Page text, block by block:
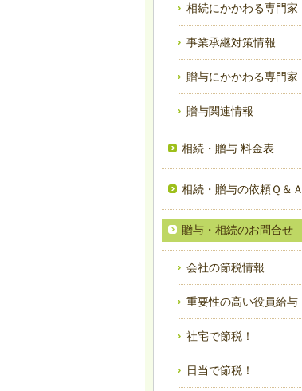
相続にかかわる専門家
事業承継対策情報
贈与にかかわる専門家
贈与関連情報
相続・贈与 料金表
相続・贈与の依頼Ｑ＆Ａ
贈与・相続のお問合せ
会社の節税情報
重要性の高い役員給与
社宅で節税！
日当で節税！